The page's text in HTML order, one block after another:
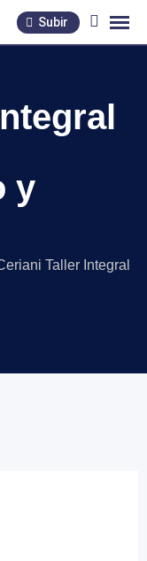
Subir
y
Taller Integral